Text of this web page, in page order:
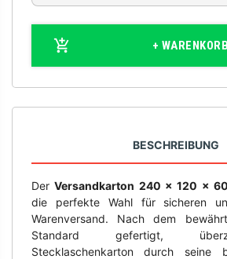
+ WARENKORB
BESCHREIBUNG
DerVersandkarton 240 x 120 x
die perfekte Wahl für sicheren
Warenversand. Nach dem
Standard gefertigt,
Stecklaschenkarton durch seine